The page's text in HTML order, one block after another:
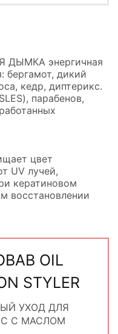
ДЫМКА энергичная
бергамот, дикий
кедр, диптерикс.
парабенов,
цвет
UV лучей,
кератиновом
восстановлении
OIL
STYLER
УХОД ДЛЯ
С МАСЛОМ